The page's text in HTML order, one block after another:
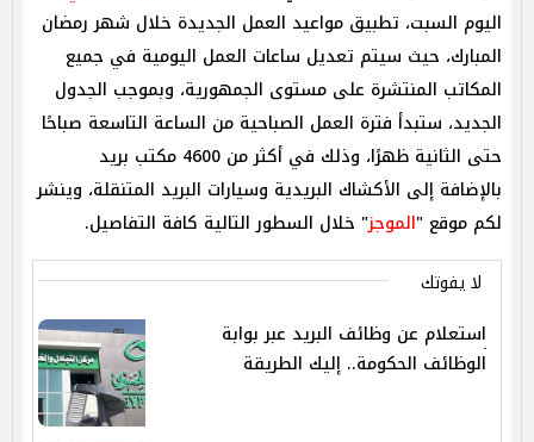
اليوم السبت، تطبيق مواعيد العمل الجديدة خلال شهر رمضان
المبارك، حيث سيتم تعديل ساعات العمل اليومية في جميع
المكاتب المنتشرة على مستوى الجمهورية، وبموجب الجدول
الجديد، ستبدأ فترة العمل الصباحية من الساعة التاسعة صباحًا
حتى الثانية ظهرًا، وذلك في أكثر من 4600 مكتب بريد
بالإضافة إلى الأكشاك البريدية وسيارات البريد المتنقلة، وينشر
لكم موقع "الموجز" خلال السطور التالية كافة التفاصيل.
لا يفوتك
استعلام عن وظائف البريد عبر بوابة
الوظائف الحكومة.. إليك الطريقة